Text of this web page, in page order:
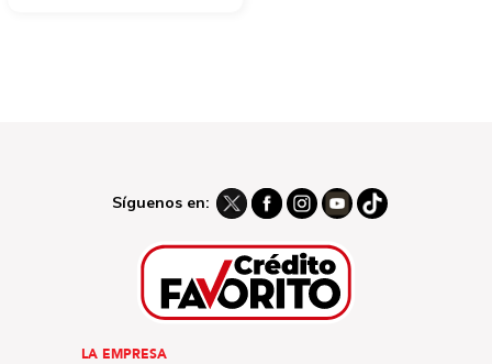
Síguenos en:
LA EMPRESA